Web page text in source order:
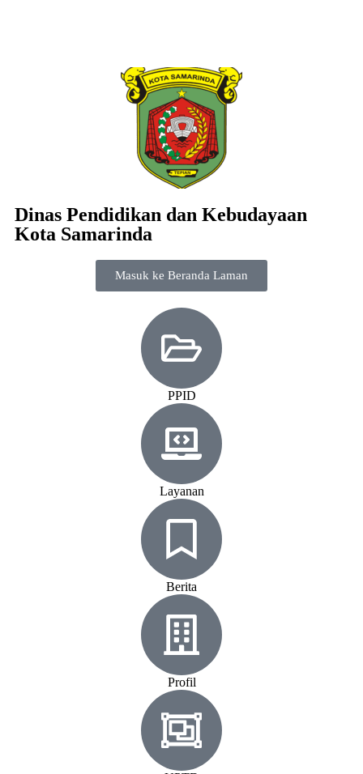
Dinas Pendidikan dan Kebudayaan
Kota Samarinda
Masuk ke Beranda Laman
PPID
Layanan
Berita
Profil